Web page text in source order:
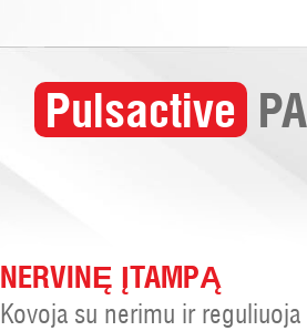
Pulsactive
NERVINĘ ĮTAMPĄ
Kovoja su nerimu ir reguliuoja